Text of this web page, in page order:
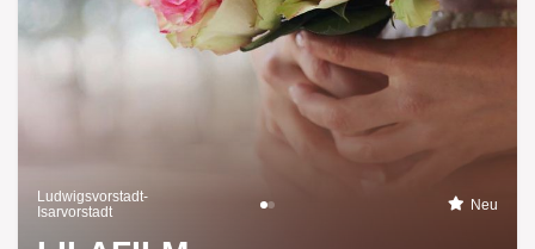
Ludwigsvorstadt-
Isarvorstadt
Neu